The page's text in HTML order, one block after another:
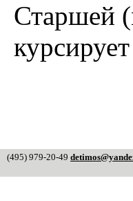
Старшей
(495) 979-20-49